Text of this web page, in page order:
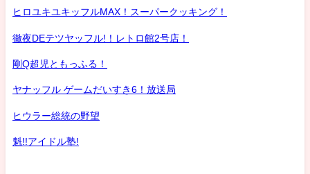
ヒロユキユキッフルMAX！スーパークッキング！
徹夜DEテツヤッフル!！レトロ館2号店！
剛Q超児ともっふる！
ヤナッフル ゲームだいすき6！放送局
ヒウラー総統の野望
魁!!アイドル塾!